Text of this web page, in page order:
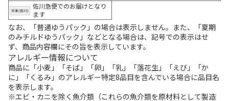
佐川急便でのお届けとなり
ます
なお、「普通ゆうパック」の場合は表示しません。また、「夏期
のみチルドゆうパック」などとなる場合は、記号での表示はせ
ず、商品内容欄にその旨を表示しています。
アレルギー情報について
商品に「小麦」「そば」「卵」「乳」「落花生」「えび」「か
に」「くるみ」のアレルギー特定8品目を含んでいる場合に品目名
を表示します。
※エビ・カニを除く魚介類（これらの魚介類を原材料として製造